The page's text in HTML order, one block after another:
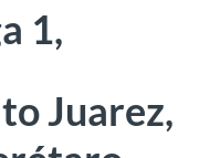
1,
Juarez,